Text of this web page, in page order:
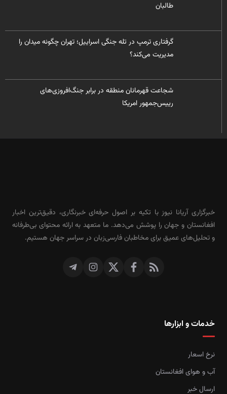
طالبان
گرفتاری ترمپ در تله جنگی اسراییل؛ تهران چگونه میدان را
مدیریت می‌کند؟
شجاعت قهرمانان منطقه در برابر جنگ‌افروزی‌های
رییس‌جمهور امریکا
خبرگزاری آریانا نیوز با تکیه بر اصول حرفه‌ای خبرنگاری، دقیق‌ترین اخبار
افغانستان و جهان را پوشش می‌دهد. ما متعهد به ارائه محتوای بی‌طرفانه
و تحلیل‌های عمیق برای مخاطبان فارسی‌زبان در سراسر جهان هستیم.
خدمات و ابزارها
نرخ اسعار
آب و هوای افغانستان
ارسال خبر